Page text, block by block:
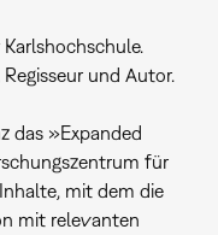
und Autor.
das »Expanded
für
mit dem die
mit relevanten